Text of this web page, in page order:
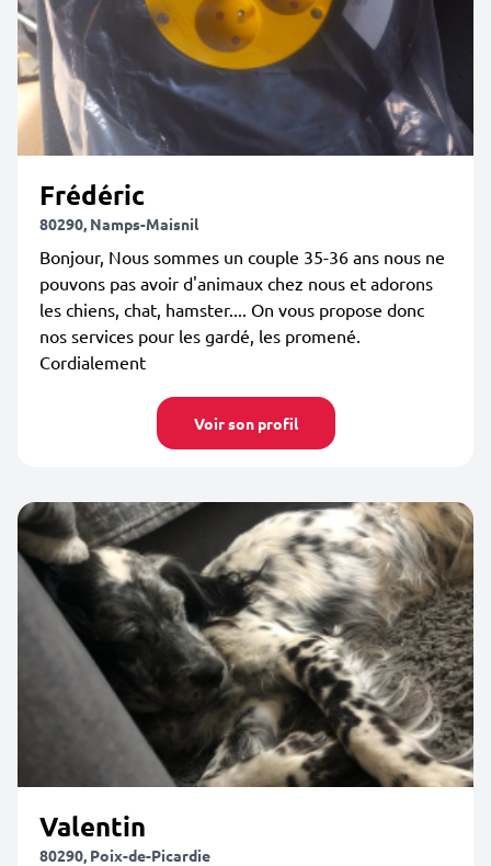
Frédéric
80290, Namps-Maisnil
Bonjour, Nous sommes un couple 35-36 ans nous ne
pouvons pas avoir d'animaux chez nous et adorons
les chiens, chat, hamster.... On vous propose donc
nos services pour les gardé, les promené.
Cordialement
Voir son profil
Valentin
80290, Poix-de-Picardie